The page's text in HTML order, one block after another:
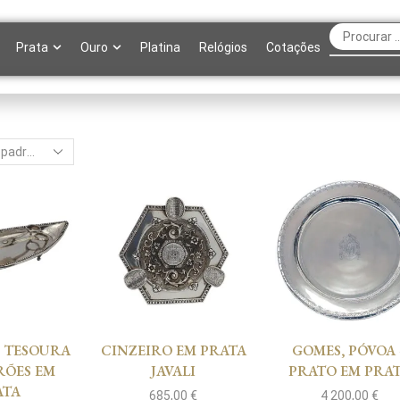
Prata Ouro Platina Relógios Cotações
EM
CINZEIRO EM PRATA
JAVALI
685,00€
GOMES, PÓVOA
PRATO EM
4 200,00€